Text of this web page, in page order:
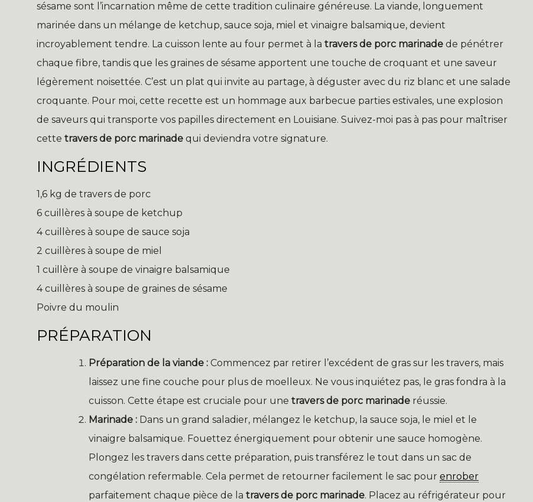
sésame sont l’incarnation même de cette tradition culinaire généreuse. La viande, longuement
marinée dans un mélange de ketchup, sauce soja, miel et vinaigre balsamique, devient
incroyablement tendre. La cuisson lente au four permet à la travers de porc marinade de pénétrer
chaque fibre, tandis que les graines de sésame apportent une touche de croquant et une saveur
légèrement noisettée. C’est un plat qui invite au partage, à déguster avec du riz blanc et une salade
croquante. Pour moi, cette recette est un hommage aux barbecue parties estivales, une explosion
de saveurs qui transporte vos papilles directement en Louisiane. Suivez-moi pas à pas pour maîtriser
cette travers de porc marinade qui deviendra votre signature.
INGRÉDIENTS
1,6 kg de travers de porc
6 cuillères à soupe de ketchup
4 cuillères à soupe de sauce soja
2 cuillères à soupe de miel
1 cuillère à soupe de vinaigre balsamique
4 cuillères à soupe de graines de sésame
Poivre du moulin
PRÉPARATION
Préparation de la viande : Commencez par retirer l’excédent de gras sur les travers, mais
laissez une fine couche pour plus de moelleux. Ne vous inquiétez pas, le gras fondra à la
cuisson. Cette étape est cruciale pour une travers de porc marinade réussie.
Marinade : Dans un grand saladier, mélangez le ketchup, la sauce soja, le miel et le
vinaigre balsamique. Fouettez énergiquement pour obtenir une sauce homogène.
Plongez les travers dans cette préparation, puis transférez le tout dans un sac de
congélation refermable. Cela permet de retourner facilement le sac pour enrober
parfaitement chaque pièce de la travers de porc marinade. Placez au réfrigérateur pour